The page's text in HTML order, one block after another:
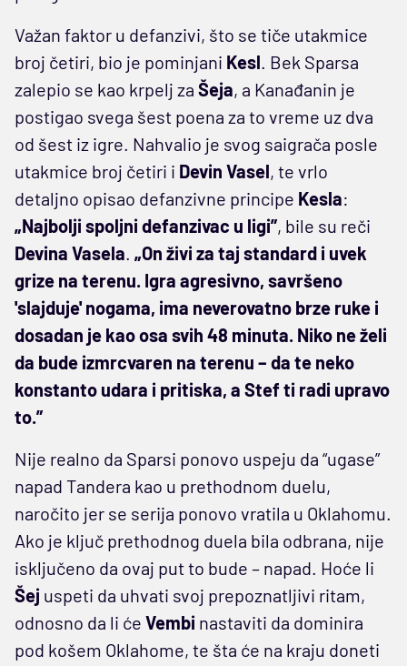
Važan faktor u defanzivi, što se tiče utakmice
broj četiri, bio je pominjani Kesl. Bek Sparsa
zalepio se kao krpelj za Šeja, a Kanađanin je
postigao svega šest poena za to vreme uz dva
od šest iz igre. Nahvalio je svog saigrača posle
utakmice broj četiri i Devin Vasel, te vrlo
detaljno opisao defanzivne principe Kesla:
„Najbolji spoljni defanzivac u ligi”, bile su reči
Devina Vasela. „On živi za taj standard i uvek
grize na terenu. Igra agresivno, savršeno
'slajduje' nogama, ima neverovatno brze ruke i
dosadan je kao osa svih 48 minuta. Niko ne želi
da bude izmrcvaren na terenu – da te neko
konstanto udara i pritiska, a Stef ti radi upravo
to.”
Nije realno da Sparsi ponovo uspeju da “ugase”
napad Tandera kao u prethodnom duelu,
naročito jer se serija ponovo vratila u Oklahomu.
Ako je ključ prethodnog duela bila odbrana, nije
isključeno da ovaj put to bude – napad. Hoće li
Šej uspeti da uhvati svoj prepoznatljivi ritam,
odnosno da li će Vembi nastaviti da dominira
pod košem Oklahome, te šta će na kraju doneti